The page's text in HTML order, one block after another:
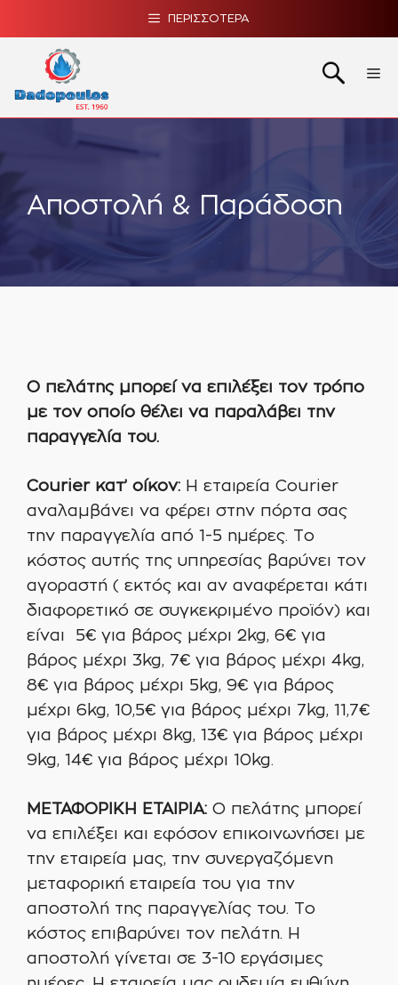
σε
περιεχόμενο
ΠΕΡΙΣΣΟΤΕΡΑ
Αποστολή & Παράδοση
Ο πελάτης μπορεί να επιλέξει τον τρόπο
με τον οποίο θέλει να παραλάβει την
παραγγελία του.
Courier κατ’ οίκον: Η εταιρεία Courier
αναλαμβάνει να φέρει στην πόρτα σας
την παραγγελία από 1-5 ημέρες. Το
κόστος αυτής της υπηρεσίας βαρύνει τον
αγοραστή ( εκτός και αν αναφέρεται κάτι
διαφορετικό σε συγκεκριμένο προϊόν) και
είναι 5€ για βάρος μέχρι 2kg, 6€ για
βάρος μέχρι 3kg, 7€ για βάρος μέχρι 4kg,
8€ για βάρος μέχρι 5kg, 9€ για βάρος
μέχρι 6kg, 10,5€ για βάρος μέχρι 7kg, 11,7€
για βάρος μέχρι 8kg, 13€ για βάρος μέχρι
9kg, 14€ για βάρος μέχρι 10kg.
ΜΕΤΑΦΟΡΙΚΗ ΕΤΑΙΡΙΑ: Ο πελάτης μπορεί
να επιλέξει και εφόσον επικοινωνήσει με
την εταιρεία μας, την συνεργαζόμενη
μεταφορική εταιρεία του για την
αποστολή της παραγγελίας του. Το
κόστος επιβαρύνει τον πελάτη. Η
αποστολή γίνεται σε 3-10 εργάσιμες